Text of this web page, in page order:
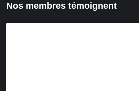
Nos membres témoignent